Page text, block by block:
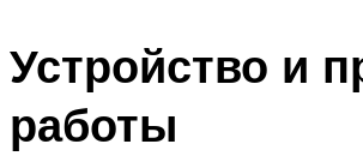
Устройство и
работы